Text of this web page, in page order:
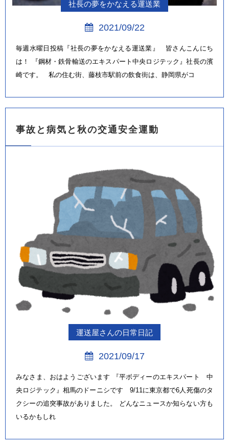
社長の夢をかなえる運送業
2021/09/22
毎週水曜日投稿『社長の夢をかなえる運送業』 皆さんこんにち
は！ 『鋼材・鉄骨輸送のエキスパート中央ロジテック』社長の濱
崎です。 私の住む街、藤枝市駅前の飲食街は、静岡県がコ
事故と病気と秋の交通安全運動
運送屋さんの日常日記
2021/09/17
みなさま、おはようございます 『平ボディーのエキスパート 中
央ロジテック』相馬のドーニシです 9/11に東京都で6人死傷のタ
クシーの追突事故がありました。 どんなニュースか知らない方も
いるかもしれ